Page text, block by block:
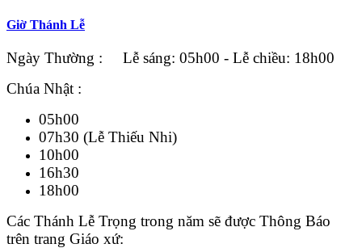
Giờ Thánh Lễ
Ngày Thường : Lễ sáng: 05h00 - Lễ chiều: 18h00
Chúa Nhật :
05h00
07h30 (Lễ Thiếu Nhi)
10h00
16h30
18h00
Các Thánh Lễ Trọng trong năm sẽ được Thông Báo
trên trang Giáo xứ: